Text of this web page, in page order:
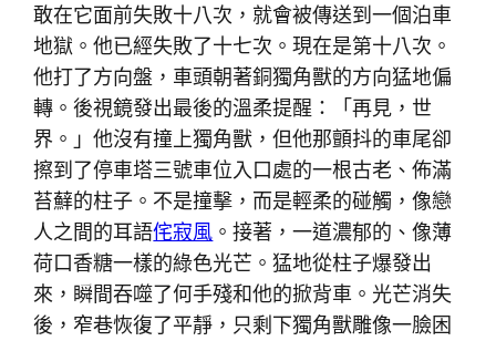
敢在它面前失敗十八次，就會被傳送到一個泊車
地獄。他已經失敗了十七次。現在是第十八次。
他打了方向盤，車頭朝著銅獨角獸的方向猛地偏
轉。後視鏡發出最後的溫柔提醒：「再見，世
界。」他沒有撞上獨角獸，但他那顫抖的車尾卻
擦到了停車塔三號車位入口處的一根古老、佈滿
苔蘚的柱子。不是撞擊，而是輕柔的碰觸，像戀
人之間的耳語侘寂風 。接著，一道濃郁的、像薄
荷口香糖一樣的綠色光芒。猛地從柱子爆發出
來，瞬間吞噬了何手殘和他的掀背車。光芒消失
後，窄巷恢復了平靜，只剩下獨角獸雕像一臉困